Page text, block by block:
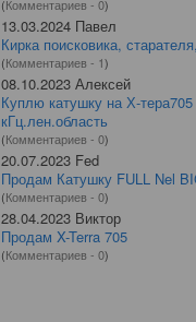
(Комментариев - 0)
13.03.2024 Павел
Кирка поисковика,
(Комментариев - 1)
08.10.2023 Алексей
Куплю катушку на Х-
кГц.лен.область
(Комментариев - 0)
20.07.2023 Fed
Продам Катушку FULL Nel
(Комментариев - 0)
28.04.2023 Виктор
Продам X-Terra 705
(Комментариев - 0)